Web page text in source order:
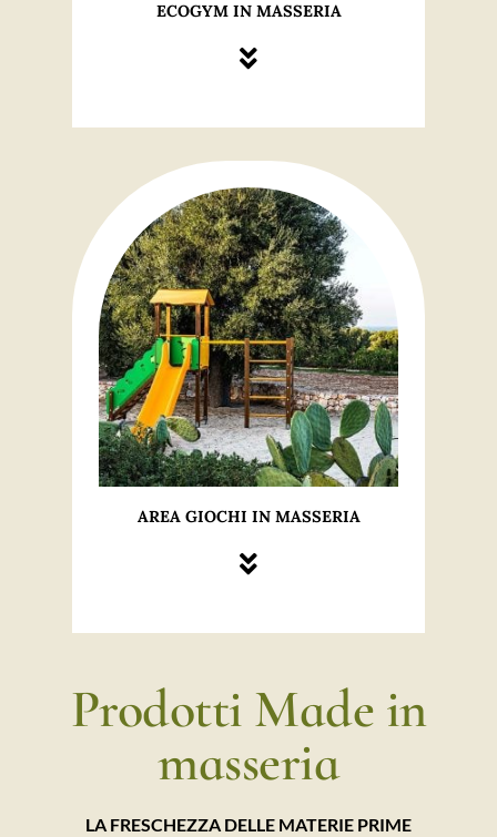
ECOGYM IN MASSERIA
AREA GIOCHI IN MASSERIA
Prodotti Made in
masseria
LA FRESCHEZZA DELLE MATERIE PRIME